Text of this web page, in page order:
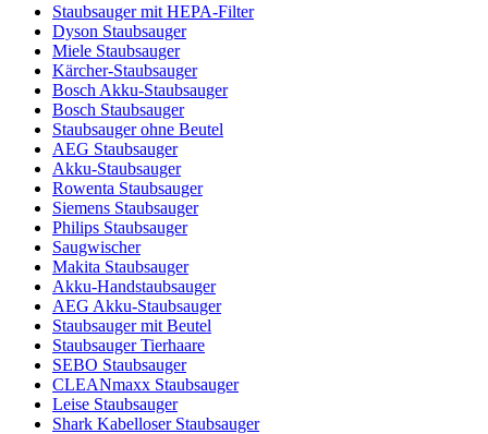
Staubsauger mit HEPA-Filter
Dyson Staubsauger
Miele Staubsauger
Kärcher-Staubsauger
Bosch Akku-Staubsauger
Bosch Staubsauger
Staubsauger ohne Beutel
AEG Staubsauger
Akku-Staubsauger
Rowenta Staubsauger
Siemens Staubsauger
Philips Staubsauger
Saugwischer
Makita Staubsauger
Akku-Handstaubsauger
AEG Akku-Staubsauger
Staubsauger mit Beutel
Staubsauger Tierhaare
SEBO Staubsauger
CLEANmaxx Staubsauger
Leise Staubsauger
Shark Kabelloser Staubsauger